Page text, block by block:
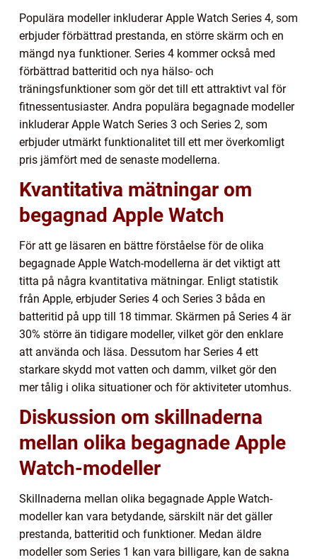
Populära modeller inkluderar Apple Watch Series 4, som
erbjuder förbättrad prestanda, en större skärm och en
mängd nya funktioner. Series 4 kommer också med
förbättrad batteritid och nya hälso- och
träningsfunktioner som gör det till ett attraktivt val för
fitnessentusiaster. Andra populära begagnade modeller
inkluderar Apple Watch Series 3 och Series 2, som
erbjuder utmärkt funktionalitet till ett mer överkomligt
pris jämfört med de senaste modellerna.
Kvantitativa mätningar om
begagnad Apple Watch
För att ge läsaren en bättre förståelse för de olika
begagnade Apple Watch-modellerna är det viktigt att
titta på några kvantitativa mätningar. Enligt statistik
från Apple, erbjuder Series 4 och Series 3 båda en
batteritid på upp till 18 timmar. Skärmen på Series 4 är
30% större än tidigare modeller, vilket gör den enklare
att använda och läsa. Dessutom har Series 4 ett
starkare skydd mot vatten och damm, vilket gör den
mer tålig i olika situationer och för aktiviteter utomhus.
Diskussion om skillnaderna
mellan olika begagnade Apple
Watch-modeller
Skillnaderna mellan olika begagnade Apple Watch-
modeller kan vara betydande, särskilt när det gäller
prestanda, batteritid och funktioner. Medan äldre
modeller som Series 1 kan vara billigare, kan de sakna